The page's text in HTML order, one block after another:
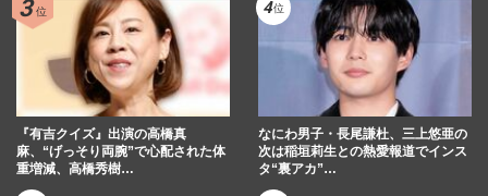
『有吉クイズ』出演の高橋真
麻、“げっそり両腕”で心配された体
重増減、高橋秀樹…
なにわ男子・長尾謙杜、三上悠亜の
次は稲垣莉生との熱愛報道でインス
タ“裏アカ”…